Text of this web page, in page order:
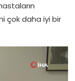
çok daha iyi bir